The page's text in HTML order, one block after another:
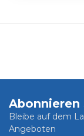
Abonnieren
Bleibe auf dem
Angeboten